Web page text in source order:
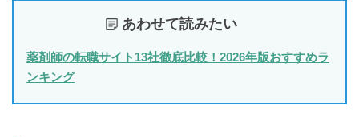
あわせて読みたい
薬剤師の転職サイト13社徹底比較！2026年版おすすめラ
ンキング